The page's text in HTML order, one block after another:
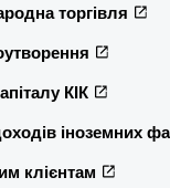
торгівля
КІК
іноземних
клієнтам